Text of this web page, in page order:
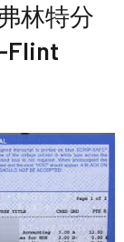
林特分
Flint